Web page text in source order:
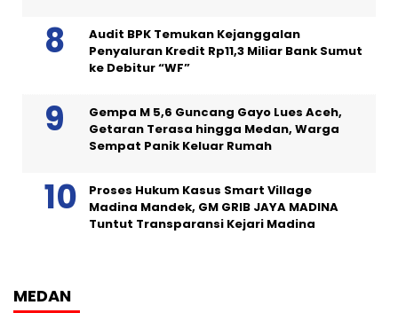
Audit BPK Temukan Kejanggalan
Penyaluran Kredit Rp11,3 Miliar Bank Sumut
ke Debitur “WF”
Gempa M 5,6 Guncang Gayo Lues Aceh,
Getaran Terasa hingga Medan, Warga
Sempat Panik Keluar Rumah
Proses Hukum Kasus Smart Village
Madina Mandek, GM GRIB JAYA MADINA
Tuntut Transparansi Kejari Madina
MEDAN